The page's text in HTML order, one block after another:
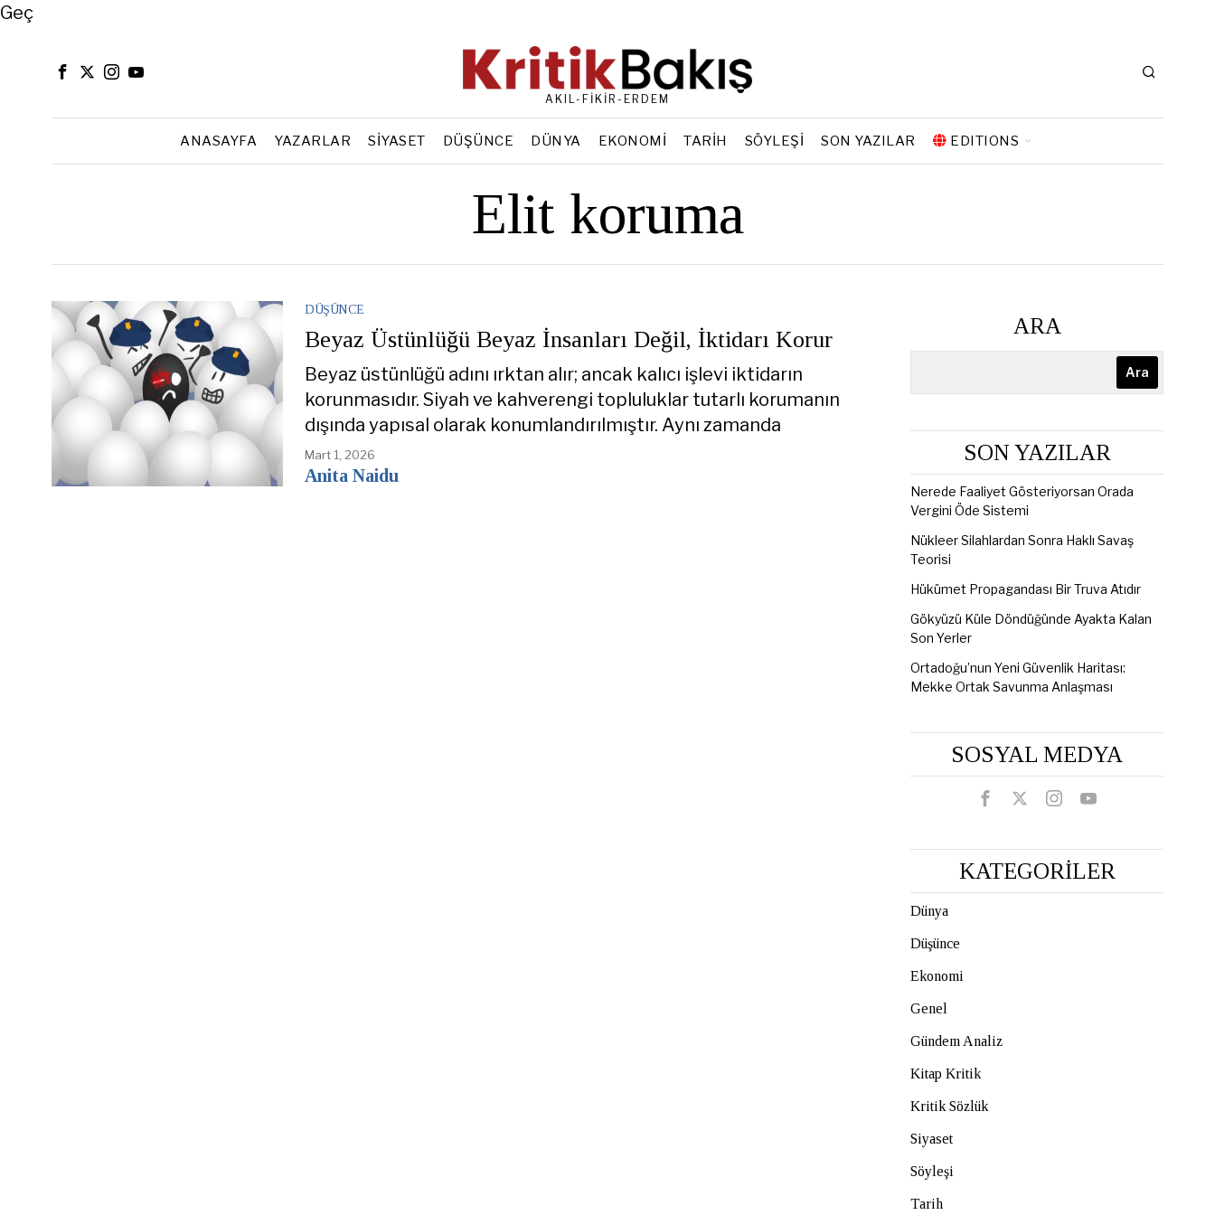
Close
Geç
AKIL-FİKİR-ERDEM
ANASAYFA YAZARLAR SIYASET DÜŞÜNCE DÜNYA EKONOMI TARIH SÖYLEŞI SON YAZILAR EDITIONS
Elit koruma
DÜŞÜNCE
Beyaz Üstünlüğü Beyaz İnsanları Değil, İktidarı Korur
Beyaz üstünlüğü adını ırktan alır; ancak kalıcı işlevi iktidarın
korunmasıdır. Siyah ve kahverengi topluluklar tutarlı korumanın
dışında yapısal olarak konumlandırılmıştır. Aynı zamanda
Mart 1, 2026
Anita Naidu
ARA
Ara
SON YAZILAR
Nerede Faaliyet Gösteriyorsan Orada
Vergini Öde Sistemi
Nükleer Silahlardan Sonra Haklı Savaş
Teorisi
Hükümet Propagandası Bir Truva Atıdır
Gökyüzü Küle Döndüğünde Ayakta Kalan
Son Yerler
Ortadoğu’nun Yeni Güvenlik Haritası:
Mekke Ortak Savunma Anlaşması
SOSYAL MEDYA
KATEGORİLER
Dünya
Düşünce
Ekonomi
Genel
Gündem Analiz
Kitap Kritik
Kritik Sözlük
Siyaset
Söyleşi
Tarih